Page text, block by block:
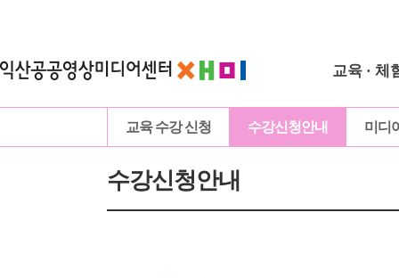
교육 · 체
교육 수강 신청 수강신청안내 미디
수강신청안내